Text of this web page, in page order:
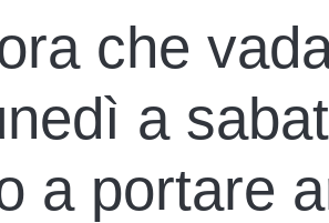
che
a
a portare